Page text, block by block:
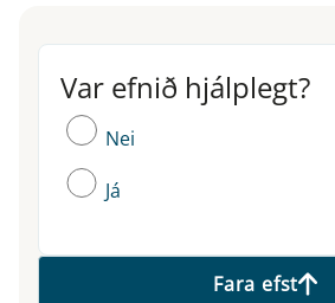
Var efnið hjálplegt?
Var efnið hjálplegt?
Nei
Já
Fara efst